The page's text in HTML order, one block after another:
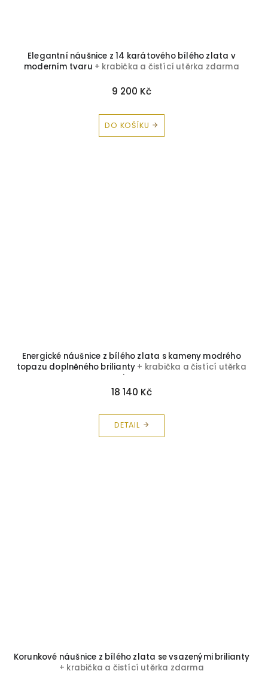
Elegantní náušnice z 14 karátového bílého zlata v
moderním tvaru + krabička a čistící utěrka zdarma
9 200 Kč
DO KOŠÍKU
Energické náušnice z bílého zlata s kameny modrého
topazu doplněného brilianty + krabička a čistící utěrka
zdarma
18 140 Kč
DETAIL
Korunkové náušnice z bílého zlata se vsazenými brilianty
+ krabička a čistící utěrka zdarma